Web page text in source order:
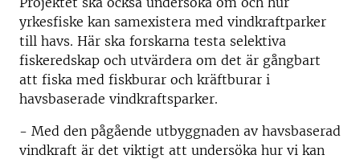
yrkesfiske kan samexistera med vindkraftparker
till havs. Här ska forskarna testa selektiva
fiskeredskap och utvärdera om det är gångbart
att fiska med fiskburar och kräftburar i
havsbaserade vindkraftsparker.
- Med den pågående utbyggnaden av havsbaserad
vindkraft är det viktigt att undersöka hur vi kan